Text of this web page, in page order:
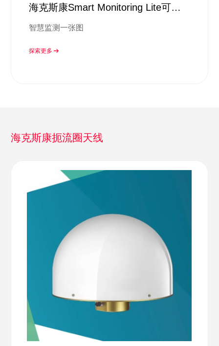
海克斯康Smart Monitoring Lite可视
智慧监测一张图
探索更多
海克斯康扼流圈天线